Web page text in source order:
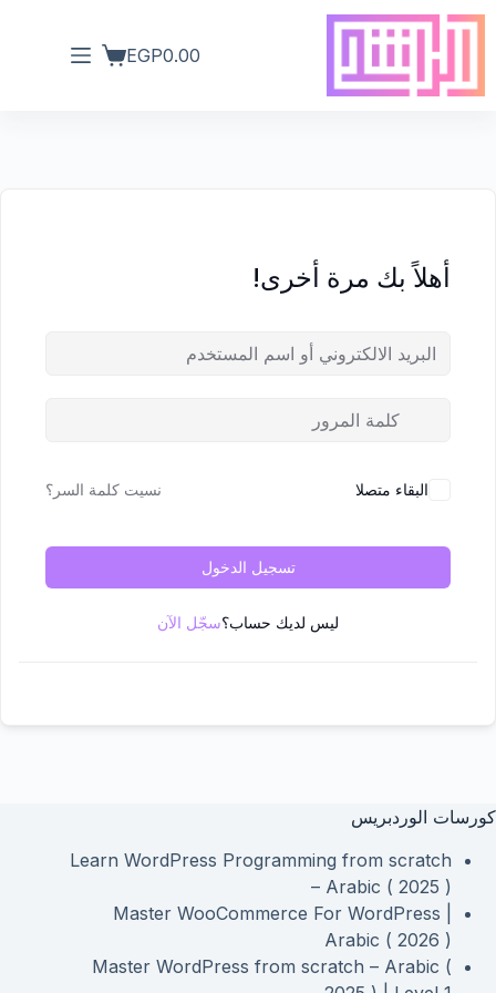
EGP0.00
أهلاً بك مرة أخرى!
البقاء متصلا نسيت كلمة السر؟
تسجيل الدخول
ليس لديك حساب؟سجّل الآن
كورسات الوردبريس
Learn WordPress Programming from scratch
– Arabic ( 2025 )
Master WooCommerce For WordPress |
Arabic ( 2026 )
Master WordPress from scratch – Arabic (